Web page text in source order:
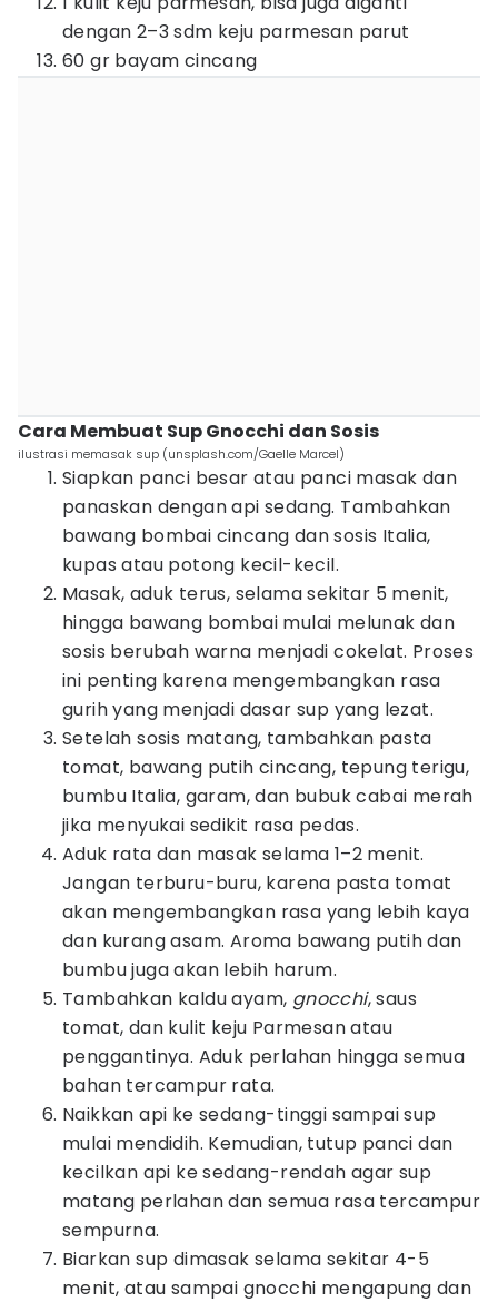
dengan 2–3 sdm keju parmesan parut
60 gr bayam cincang
Cara Membuat Sup Gnocchi dan Sosis
ilustrasi memasak sup (unsplash.com/Gaelle Marcel)
Siapkan panci besar atau panci masak dan
panaskan dengan api sedang. Tambahkan
bawang bombai cincang dan sosis Italia,
kupas atau potong kecil-kecil.
Masak, aduk terus, selama sekitar 5 menit,
hingga bawang bombai mulai melunak dan
sosis berubah warna menjadi cokelat. Proses
ini penting karena mengembangkan rasa
gurih yang menjadi dasar sup yang lezat.
Setelah sosis matang, tambahkan pasta
tomat, bawang putih cincang, tepung terigu,
bumbu Italia, garam, dan bubuk cabai merah
jika menyukai sedikit rasa pedas.
Aduk rata dan masak selama 1–2 menit.
Jangan terburu-buru, karena pasta tomat
akan mengembangkan rasa yang lebih kaya
dan kurang asam. Aroma bawang putih dan
bumbu juga akan lebih harum.
Tambahkan kaldu ayam, gnocchi, saus
tomat, dan kulit keju Parmesan atau
penggantinya. Aduk perlahan hingga semua
bahan tercampur rata.
Naikkan api ke sedang-tinggi sampai sup
mulai mendidih. Kemudian, tutup panci dan
kecilkan api ke sedang-rendah agar sup
matang perlahan dan semua rasa tercampur
sempurna.
Biarkan sup dimasak selama sekitar 4-5
menit, atau sampai gnocchi mengapung dan